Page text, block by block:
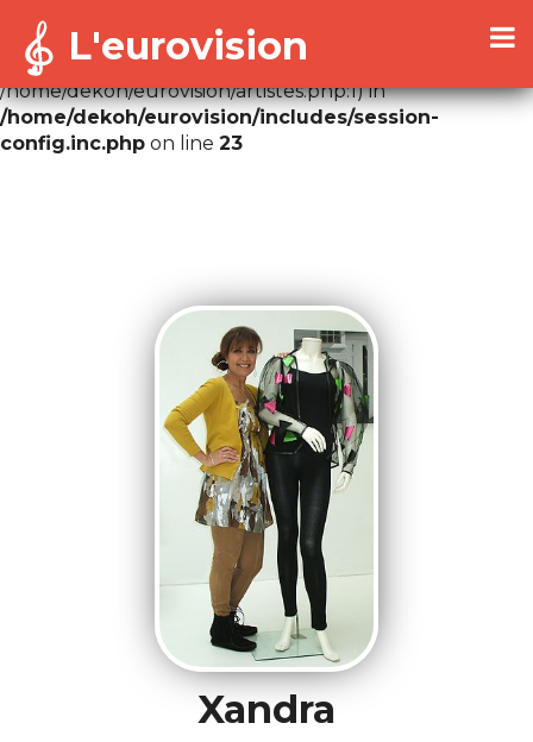
Warning
: Cannot modify header information - headers
already sent by (output started at
/home/dekoh/eurovision/artistes.php:1) in
/home/dekoh/eurovision/includes/session-
config.inc.php on line 23
L'eurovision
Xandra